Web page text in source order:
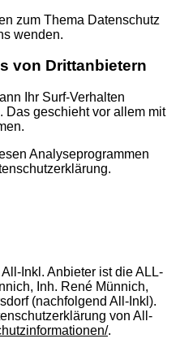
zum Thema Datenschutz
wenden.
von Dritt­anbietern
Ihr Surf-Verhalten
Das geschieht vor allem mit
Analyseprogrammen
Inkl. Anbieter ist die ALL-
Inh. René Münnich,
(nachfolgend All-Inkl).
von All-
.